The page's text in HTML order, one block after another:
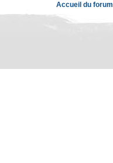
Accueil du forum